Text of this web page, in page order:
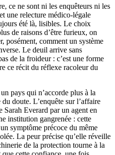
ce ne sont ni les enquêteurs ni les
une relecture médico-légale
été là, lisibles. Le choix
de raisons d’être furieux, on
posément, comment un système
Le deuil arrive sans
de la froideur : c’est une forme
ce récit du réflexe racoleur du
pays qui n’accorde plus à la
doute. L’enquête sur l’affaire
Sarah Everard par un agent en
institution gangrenée : cette
symptôme précoce du même
La peur précise qu’elle réveille
de la protection tourne à la